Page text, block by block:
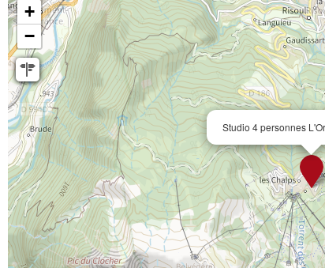
Studio 4 personnes
+
−